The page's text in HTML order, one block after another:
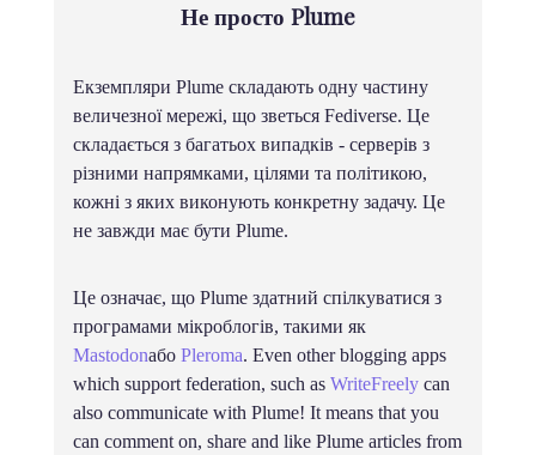
Не просто Plume
Екземпляри Plume складають одну частину
величезної мережі, що зветься Fediverse. Це
складається з багатьох випадків - серверів з
різними напрямками, цілями та політикою,
кожні з яких виконують конкретну задачу. Це
не завжди має бути Plume.
Це означає, що Plume здатний спілкуватися з
програмами мікроблогів, такими як
Mastodonабо Pleroma. Even other blogging apps
which support federation, such as WriteFreelycan
also communicate with Plume! It means that you
can comment on, share and like Plume articles from